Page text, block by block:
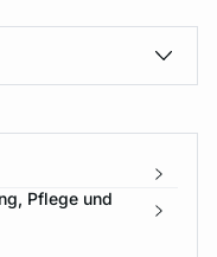
Pflege und